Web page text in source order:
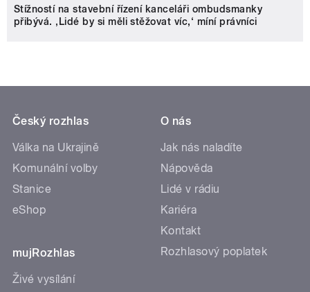
Stížností na stavební řízení kanceláři ombudsmanky
přibývá. ‚Lidé by si měli stěžovat víc,‘ míní právníci
Český rozhlas
Válka na Ukrajině
Komunální volby
Stanice
eShop
mujRozhlas
Živé vysílání
O nás
Jak nás naladíte
Nápověda
Lidé v rádiu
Kariéra
Kontakt
Rozhlasový poplatek